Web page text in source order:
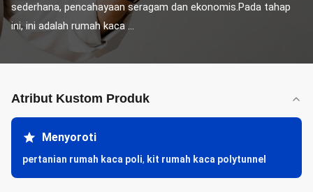
sederhana, pencahayaan seragam dan ekonomis.Pada tahap
ini, ini adalah rumah kaca ...
Atribut Kustom Produk
Menyoroti
pertanian rumah kaca poli, kit rumah kaca polytunnel